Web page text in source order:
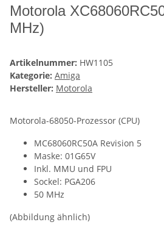
Motorola
MHz)
Artikelnummer: HW1105
Kategorie: Amiga
Hersteller: Motorola
Motorola-68050-Prozessor (CPU)
MC68060RC50A Revision 5
Maske: 01G65V
Inkl. MMU und FPU
Sockel: PGA206
50 MHz
(Abbildung ähnlich)